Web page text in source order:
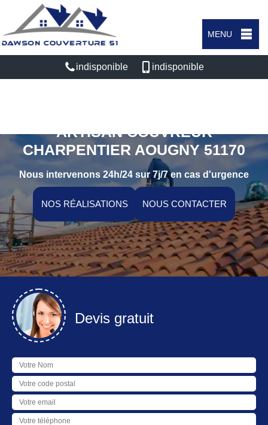
MENU
indisponible indisponible
ARTISAN COUVREUR
CHARPENTIER AOUGNY 51170
Nous intervenons 24h/24 sur 7j/7 en cas d'urgence
NOS RÉALISATIONS NOUS CONTACTER
Devis gratuit